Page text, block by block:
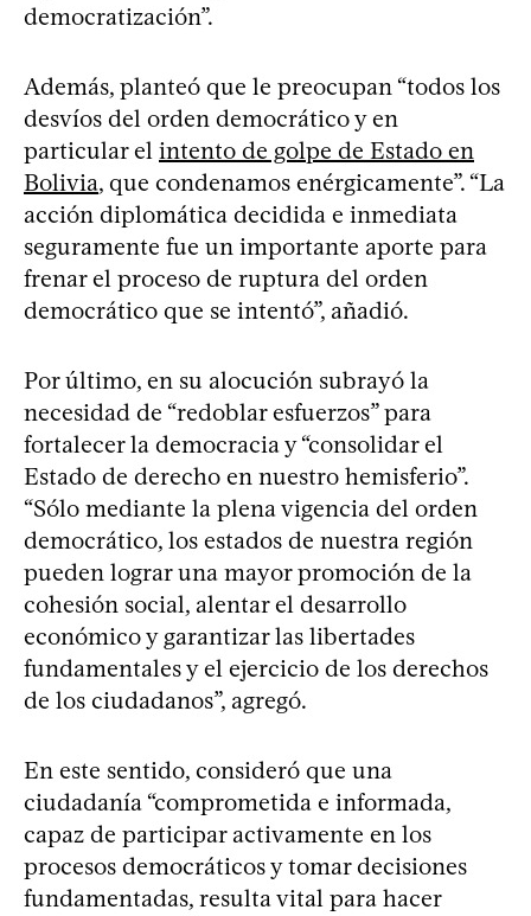
democratización”.
Además, planteó que le preocupan “todos los
desvíos del orden democrático y en
particular el intento de golpe de Estado en
Bolivia, que condenamos enérgicamente”. “La
acción diplomática decidida e inmediata
seguramente fue un importante aporte para
frenar el proceso de ruptura del orden
democrático que se intentó”, añadió.
Por último, en su alocución subrayó la
necesidad de “redoblar esfuerzos” para
fortalecer la democracia y “consolidar el
Estado de derecho en nuestro hemisferio”.
“Sólo mediante la plena vigencia del orden
democrático, los estados de nuestra región
pueden lograr una mayor promoción de la
cohesión social, alentar el desarrollo
económico y garantizar las libertades
fundamentales y el ejercicio de los derechos
de los ciudadanos”, agregó.
En este sentido, consideró que una
ciudadanía “comprometida e informada,
capaz de participar activamente en los
procesos democráticos y tomar decisiones
fundamentadas, resulta vital para hacer